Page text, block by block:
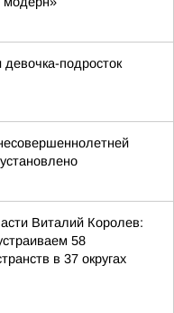
подросток
Виталий Королев:
58
в 37 округах